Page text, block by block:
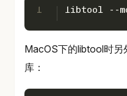
1 libtool --
MacOS下的libtool时另
库：